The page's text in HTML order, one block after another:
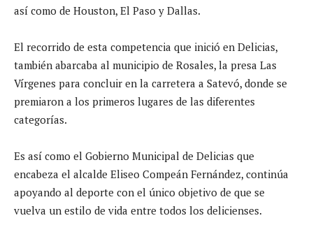
así como de Houston, El Paso y Dallas.
El recorrido de esta competencia que inició en Delicias,
también abarcaba al municipio de Rosales, la presa Las
Vírgenes para concluir en la carretera a Satevó, donde se
premiaron a los primeros lugares de las diferentes
categorías.
Es así como el Gobierno Municipal de Delicias que
encabeza el alcalde Eliseo Compeán Fernández, continúa
apoyando al deporte con el único objetivo de que se
vuelva un estilo de vida entre todos los delicienses.